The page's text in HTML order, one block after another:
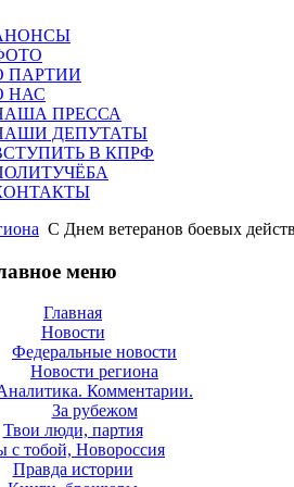
ПАРТИИ
НАС
ПРЕССА
ДЕПУТАТЫ
В КПРФ
С Днем ветеранов боевых
меню
Главная
Новости
Федеральные новости
Новости региона
Комментарии.
За рубежом
Твои люди, партия
с тобой, Новороссия
Правда истории